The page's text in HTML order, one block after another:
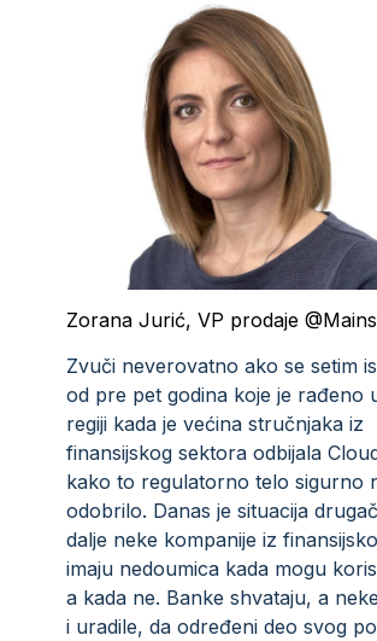
Zorana Jurić, VP prodaje
Zvuči neverovatno ako se setim
od pre pet godina koje je rađeno
regiji kada je većina stručnjaka iz
finansijskog sektora odbijala
kako to regulatorno telo sigurno
odobrilo. Danas je situacija
dalje neke kompanije iz
imaju nedoumica kada mogu
a kada ne. Banke shvataju, a
i uradile, da određeni deo svog